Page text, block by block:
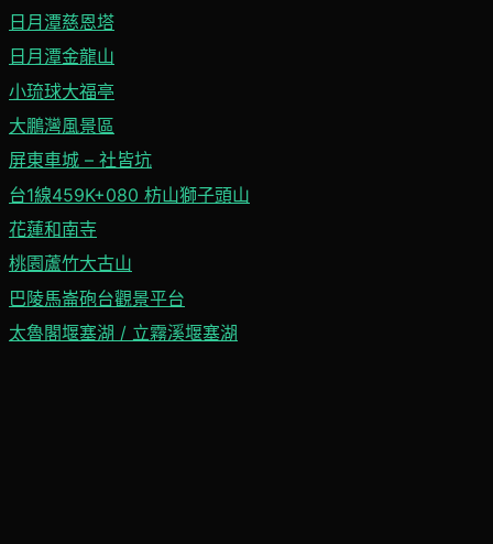
日月潭慈恩塔
日月潭金龍山
小琉球大福亭
大鵬灣風景區
屏東車城 – 社皆坑
台1線459K+080 枋山獅子頭山
花蓮和南寺
桃園蘆竹大古山
巴陵馬崙砲台觀景平台
太魯閣堰塞湖 / 立霧溪堰塞湖